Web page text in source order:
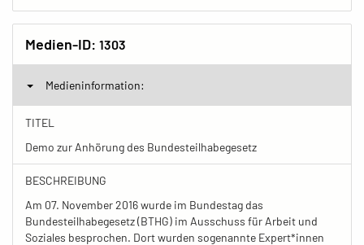
Medien-ID: 1303
Medieninformation:
TITEL
Demo zur Anhörung des Bundesteilhabegesetz
BESCHREIBUNG
Am 07. November 2016 wurde im Bundestag das
Bundesteilhabegesetz (BTHG) im Ausschuss für Arbeit und
Soziales besprochen. Dort wurden sogenannte Expert*innen